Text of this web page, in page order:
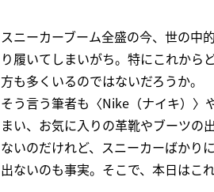
スニーカーブーム全盛の今、世の中
り履いてしまいがち。特にこれから
方も多くいるのではないだろうか。
そう言う筆者も〈Nike（ナイキ）〉
まい、お気に入りの革靴やブーツの
ないのだけれど、スニーカーばかり
出ないのも事実。そこで、本日はこ